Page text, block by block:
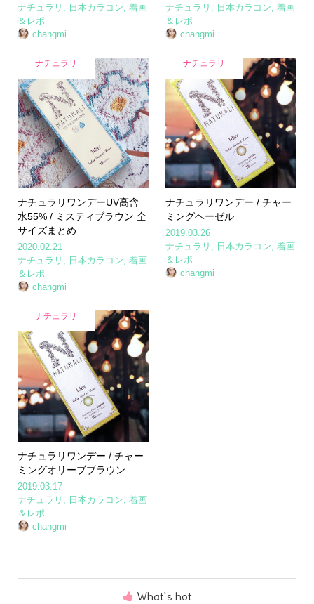
ナチュラリ
日本カラコン 着画
＆レポ
changmi
ナチュラリ
日本カラコン ,着画
＆レポ
changmi
ナチュラリ
ナチュラリワンデーUV高含
水55% / ミスティブラウン 全
サイズまとめ
2020.02.21
ナチュラリ , 日本カラコン, 着画
＆レポ
changmi
ナチュラリ
ナチュラリワンデー / チャー
ミングヘーゼル
2019.03.26
ナチュラリ , 日本カラコン,着画
＆レポ
changmi
ナチュラリ
ナチュラリワンデー / チャー
ミングオリーブブラウン
2019.03.17
ナチュラリ
日本カラコン 着画
＆レポ
changmi
What`s hot